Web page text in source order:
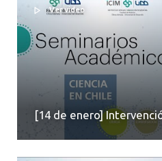
Ver video
[14 de enero]